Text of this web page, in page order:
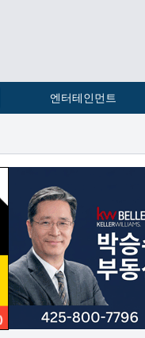
엔터테인먼트